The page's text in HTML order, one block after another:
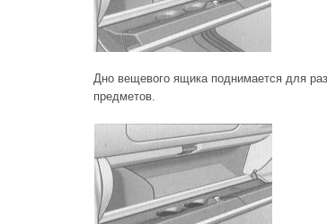
Дно вещевого ящика поднимается для
предметов.